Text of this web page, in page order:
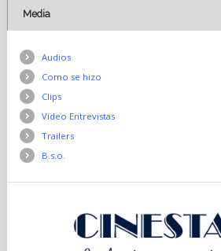
Media
Audios
Como se hizo
Clips
Vídeo Entrevistas
Trailers
B.s.o.